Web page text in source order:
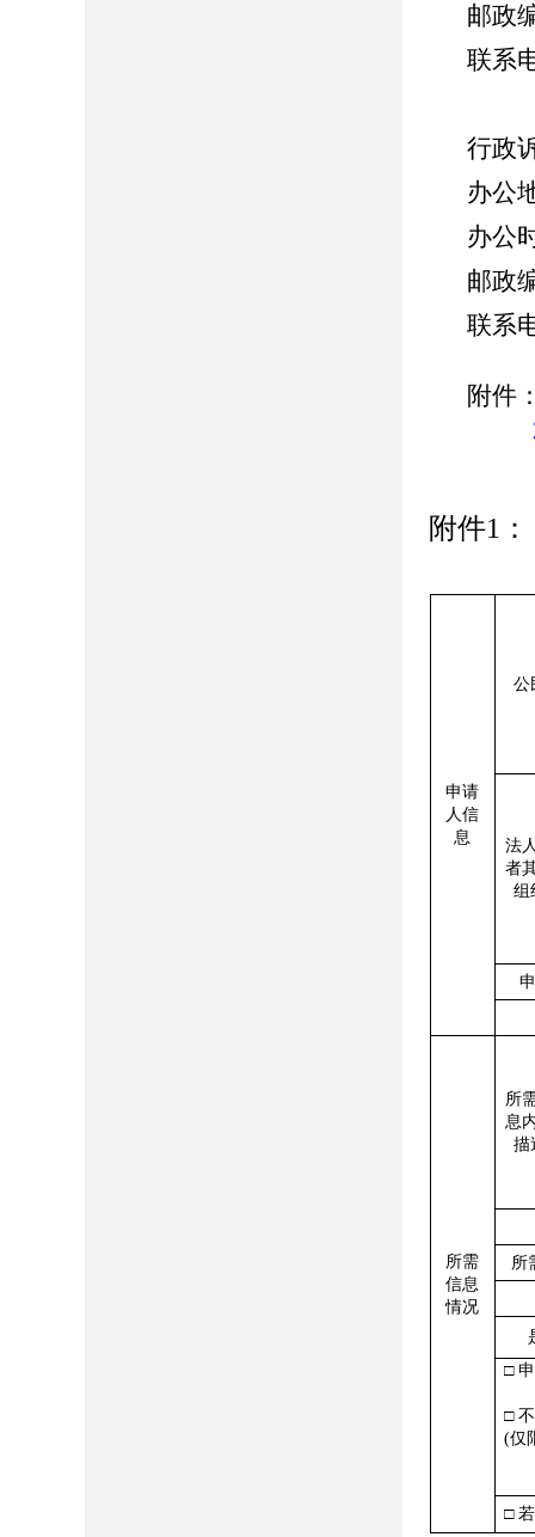
邮政
联系
行政
办公
办公
邮政
联系
附件
2.
附件1 ：
申请
人信
息
公
法
者
组
所需
信息
情况
所
息
描
所
□
□ 不
(仅
□